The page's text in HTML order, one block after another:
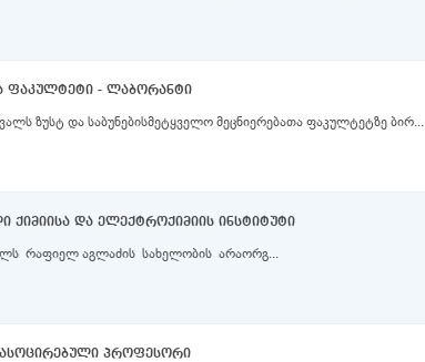
ფაკულტეტი - ლაბორანტი
ზუსტ და საბუნებისმეტყველო მეცნიერებათა ფაკულტეტზე ბირ...
და ელექტროქიმიის ინსტიტუტი
რაფიელ აგლაძის სახელობის არაორგ...
პროფესორი